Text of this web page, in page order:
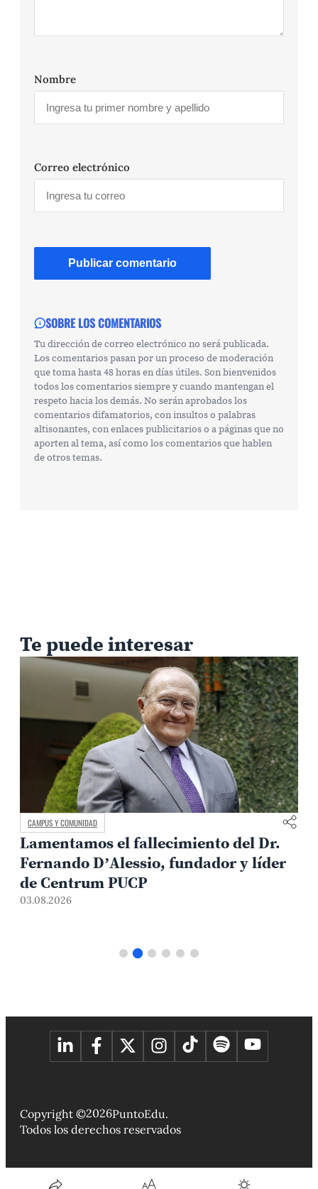
Nombre
Correo electrónico
SOBRE LOS COMENTARIOS
Tu dirección de correo electrónico no será publicada.
Los comentarios pasan por un proceso de moderación
que toma hasta 48 horas en días útiles. Son bienvenidos
todos los comentarios siempre y cuando mantengan el
respeto hacia los demás. No serán aprobados los
comentarios difamatorios, con insultos o palabras
altisonantes, con enlaces publicitarios o a páginas que no
aporten al tema, así como los comentarios que hablen
de otros temas.
Te puede interesar
MEDIO AMBIENTE Y TERRITORIO
Arqueología contra El Niño:
metodología PUCP permite anticipar
riesgos en sitios arqueológicos
31.07.2026
Copyright ©2026PuntoEdu.
Todos los derechos reservados